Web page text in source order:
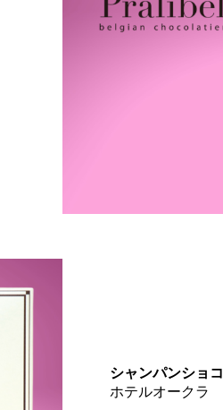
シャンパンショ
ホテルオークラ